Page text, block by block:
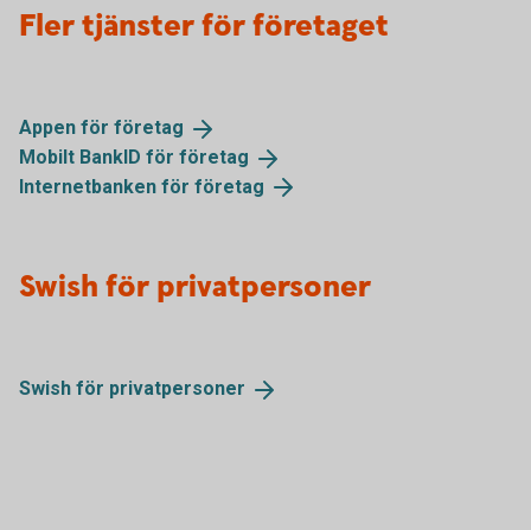
Fler tjänster för företaget
Appen för företag
Mobilt BankID för företag
Internetbanken för företag
Swish för privatpersoner
Swish för privatpersoner